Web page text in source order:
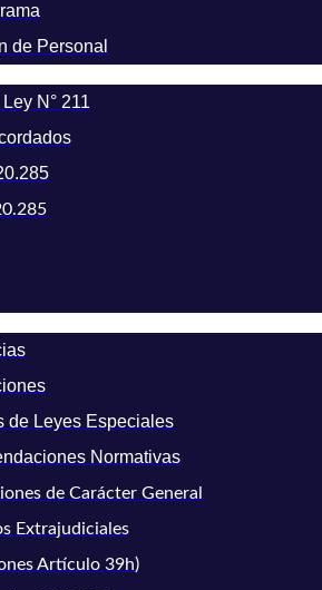
de Personal
N° 211
de Leyes Especiales
Normativas
de Carácter General
Extrajudiciales
Artículo 39h)